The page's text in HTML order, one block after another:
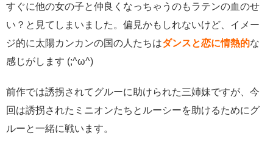
すぐに他の女の子と仲良くなっちゃうのもラテンの血のせ
い？と見てしまいました。偏見かもしれないけど、イメー
ジ的に太陽カンカンの国の人たちはダンスと恋に情熱的な
感じがします (;^ω^)
前作では誘拐されてグルーに助けられた三姉妹ですが、今
回は誘拐されたミニオンたちとルーシーを助けるためにグ
ルーと一緒に戦います。